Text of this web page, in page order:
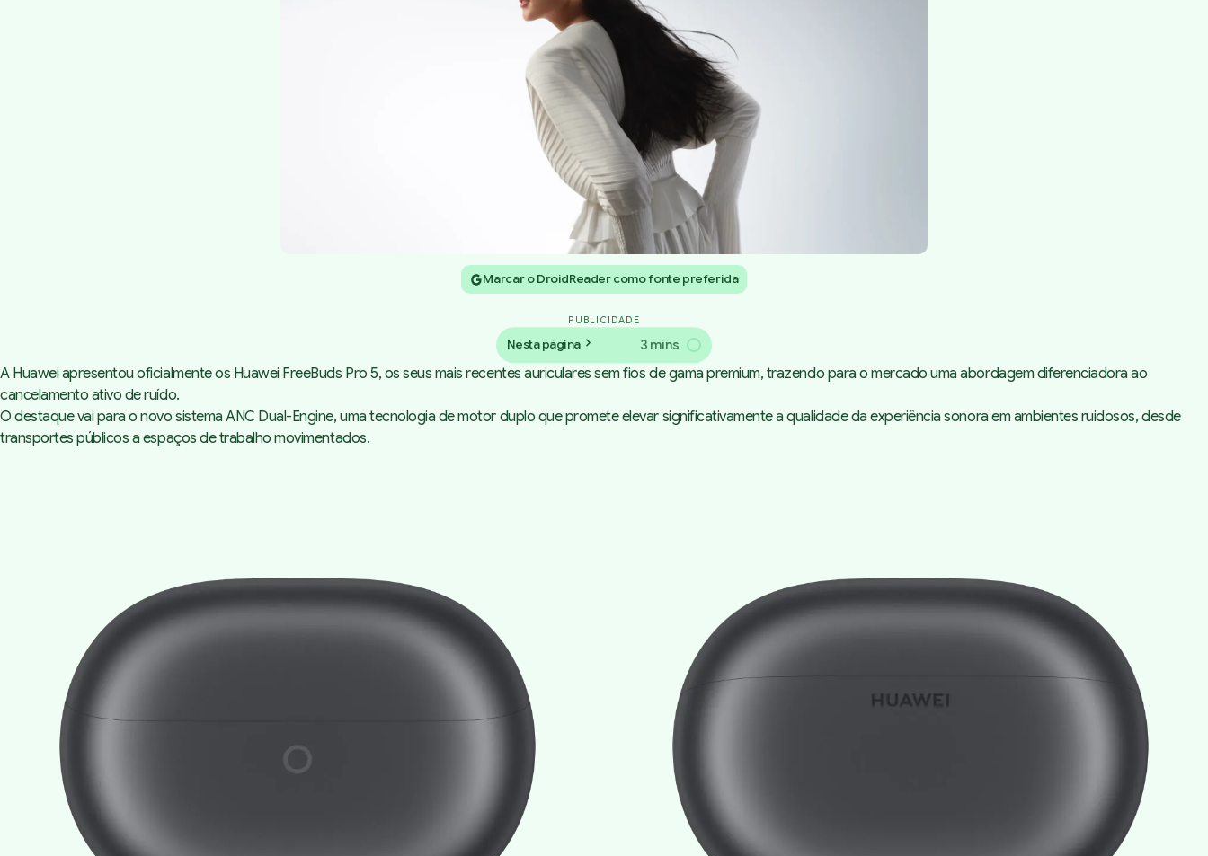
Marcar o DroidReader como fonte preferida
PUBLICIDADE
Nesta página 3 mins
A Huawei apresentou oficialmente os Huawei FreeBuds Pro 5, os seus mais recentes auriculares sem fios de gama premium, trazendo para o mercado uma abordagem diferenciadora ao
cancelamento ativo de ruído.
O destaque vai para o novo sistema ANC Dual-Engine, uma tecnologia de motor duplo que promete elevar significativamente a qualidade da experiência sonora em ambientes ruidosos, desde
transportes públicos a espaços de trabalho movimentados.